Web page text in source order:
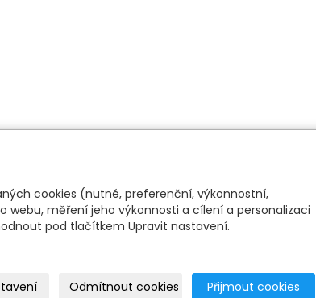
cookies (nutné, preferenční, výkonnostní,
měření jeho výkonnosti a cílení a personalizaci
pod tlačítkem Upravit nastavení.
Odmítnout cookies Přijmout cookies